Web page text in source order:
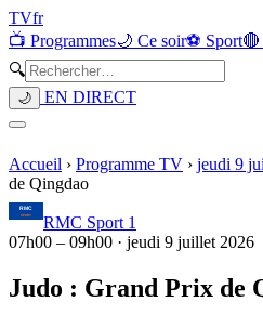
TVfr
📺 Programmes🌙 Ce soir⚽ Sport🔴
🔍
🌙 EN DIRECT
Accueil › Programme TV › jeudi 9
de Qingdao
RMC Sport 1
07h00 – 09h00 · jeudi 9 juillet 2026
Judo : Grand Prix de